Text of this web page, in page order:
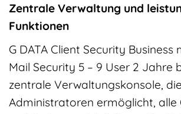
Zentrale Verwaltung und
Funktionen
G DATA Client Security Business
Mail Security 5 – 9 User 2 Jahre
zentrale Verwaltungskonsole,
Administratoren ermöglicht, alle